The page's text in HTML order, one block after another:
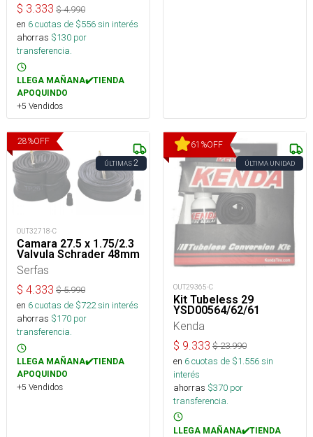
$ 3.333 $4.990
en 6cuotas de $556sin interés
ahorras $130 por
transferencia.
LLEGA MAÑANA✔️TIENDA
APOQUINDO
+5 Vendidos
28%OFF
ÚLTIMAS2
OUT32718-C
Camara 27.5 x 1.75/2.3
Valvula Schrader 48mm
Serfas
$ 4.333 $5.990
en 6cuotas de $722sin interés
ahorras $170 por
transferencia.
LLEGA MAÑANA✔️TIENDA
APOQUINDO
+5 Vendidos
61 %OFF
ÚLTIMA UNIDAD
OUT29365-C
Kit Tubeless 29
YSD00564/62/61
Kenda
$ 9.333 $23.990
en 6cuotas de $1.556sin
interés
ahorras $370 por
transferencia.
LLEGA MAÑANA✔️TIENDA